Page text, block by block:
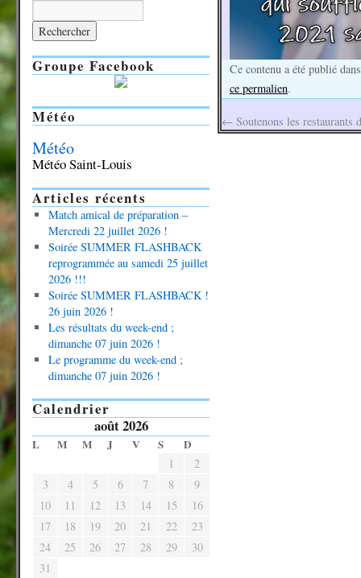
Ce contenu a été publié
ce permalien.
← Soutenons les restaurants
Groupe Facebook
Météo
Météo
Météo Saint-Louis
Articles récents
Match amical de préparation –
Mercredi 22 juillet 2026 !
Soirée SUMMER FLASHBACK
reprogrammée au samedi 25 juillet
2026 !!!
Soirée SUMMER FLASHBACK !
26 juin 2026 !
Les résultats du week-end ;
dimanche 07 juin 2026 !
Le programme du week-end ;
dimanche 07 juin 2026 !
Calendrier
août 2026
L M M J V S D
1
2
3
4 5 6 7 8
9
10
11 12 13 14 15
16
17
18 19 20 21 22
23
24
25 26 27 28 29
30
31